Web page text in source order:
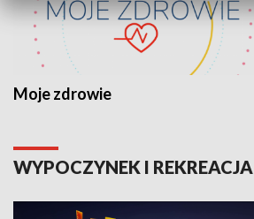
Moje zdrowie
WYPOCZYNEK I REKREACJA